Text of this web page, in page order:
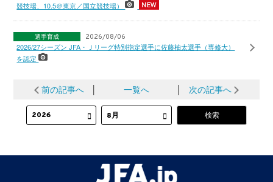
競技場、10.5＠東京／国立競技場）
選手育成 2026/08/06
2026/27シーズン JFA・Ｊリーグ特別指定選手に佐藤柚太選手（専修大）
を認定
前の記事へ 一覧へ 次の記事へ